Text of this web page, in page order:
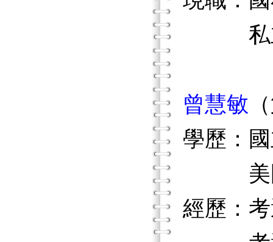
私立
曾慧敏
學歷：
美國
經歷：